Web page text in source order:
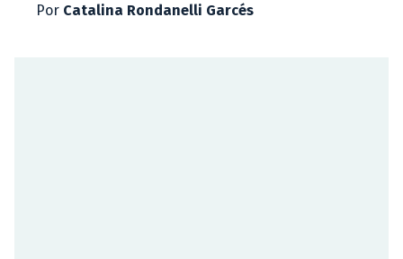
Por Catalina Rondanelli Garcés